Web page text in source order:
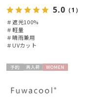
5.0 （1）
＃遮光100%
＃軽量
＃晴雨兼用
＃UVカット